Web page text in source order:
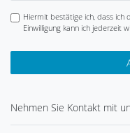
Hiermit bestätige ich, dass ich
Einwilligung kann ich jederzeit
Nehmen Sie Kontakt mit